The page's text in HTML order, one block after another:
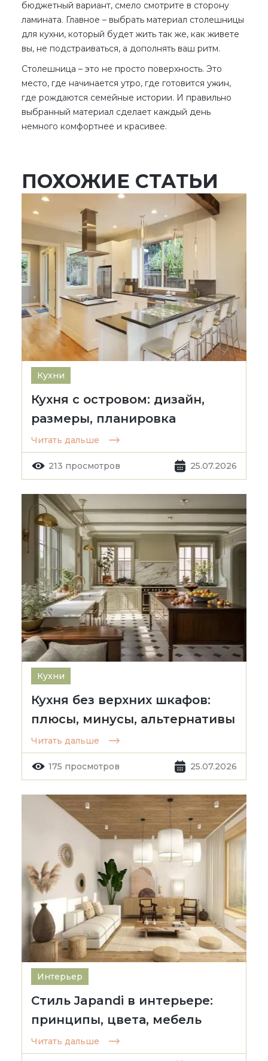
бюджетный вариант, смело смотрите в сторону
ламината. Главное – выбрать материал столешницы
для кухни, который будет жить так же, как живете
вы, не подстраиваться, а дополнять ваш ритм.
Столешница – это не просто поверхность. Это
место, где начинается утро, где готовится ужин,
где рождаются семейные истории. И правильно
выбранный материал сделает каждый день
немного комфортнее и красивее.
ПОХОЖИЕ СТАТЬИ
Кухни
Кухня с островом: дизайн,
размеры, планировка
Читать дальше
213 просмотров 25.07.2026
Кухни
Кухня без верхних шкафов:
плюсы, минусы, альтернативы
Читать дальше
175 просмотров 25.07.2026
Интерьер
Стиль Japandi в интерьере:
принципы, цвета, мебель
Читать дальше